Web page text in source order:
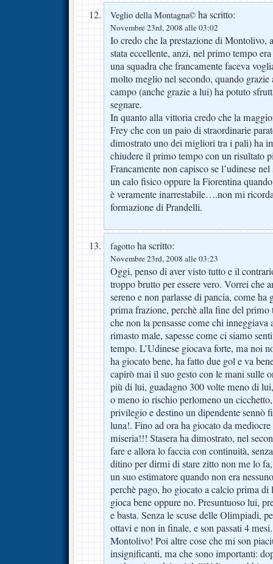
Veglio della Montagna© ha scritto:
Novembre 23rd, 2008 alle 03:02
Io credo che la prestazione di Montolivo,
stata eccellente, anzi, nel primo tempo
una squadra che francamente faceva
molto meglio nel secondo, quando
campo (anche grazie a lui) ha potuto
segnare.
In quanto alla vittoria credo che la
Frey che con un paio di straordinarie
dimostrato uno dei migliori tra i pali) ha
chiudere il primo tempo con un risultato
Francamente non capisco se l’udinese
un calo fisico oppure la Fiorentina
è veramente inarrestabile….non mi
formazione di Prandelli.
fagotto ha scritto:
Novembre 23rd, 2008 alle 03:23
Oggi, penso di aver visto tutto e il
troppo brutto per essere vero. Vorrei che
sereno e non parlasse di pancia, come ha
prima frazione, perchè alla fine del primo
che non la pensasse come chi inneggiava
rimasto male, sapesse come ci siamo
tempo. L’Udinese giocava forte, ma noi
ha giocato bene, ha fatto due gol e va
capirò mai il suo gesto con le mani sulle
più di lui, guadagno 300 volte meno di
o meno io rischio perlomeno un
privilegio e destino un dipendente sennò
luna!. Fino ad ora ha giocato da
miseria!!! Stasera ha dimostrato, nel
fare e allora lo faccia con continuità,
ditino per dirmi di stare zitto non me lo
un suo estimatore quando non era
perchè pago, ho giocato a calcio prima di
gioca bene oppure no. Presuntuoso lui,
e basta. Senza le scuse delle Olimpiadi,
ottavi e non in finale, e son passati 4
Montolivo! Poi altre cose che mi son
insignificanti, ma che sono importanti: